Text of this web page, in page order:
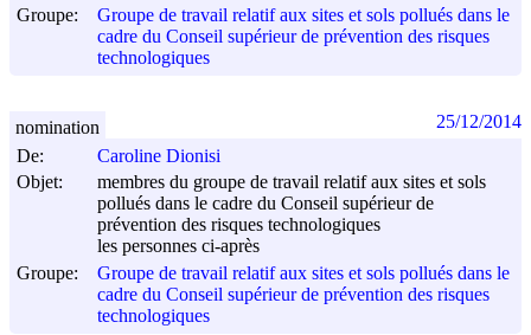
Groupe:
Groupe de travail relatif aux sites et sols pollués dans le
cadre du Conseil supérieur de prévention des risques
technologiques
De:
Caroline Dionisi
Objet:
membres du groupe de travail relatif aux sites et sols
pollués dans le cadre du Conseil supérieur de
prévention des risques technologiques
les personnes ci-après
Groupe:
Groupe de travail relatif aux sites et sols pollués dans le
cadre du Conseil supérieur de prévention des risques
technologiques
nomination 25/12/2014